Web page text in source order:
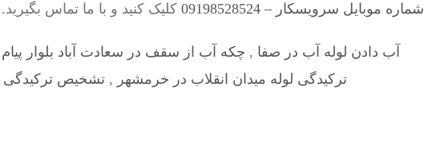
شماره موبایل سرویسکار – 09198528524
کلیک کنید و با ما تماس
آب دادن لوله آب در صفا , چکه آب از سقف در سعادت آباد بلوار پیام
ترکیدگی لوله میدان انقلاب در خرمشهر , تشخیص ترکیدگی